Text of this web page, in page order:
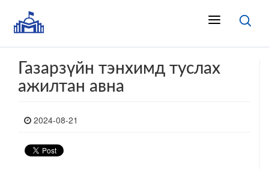
Газарзүйн тэнхимд туслах
ажилтан авна
2024-08-21